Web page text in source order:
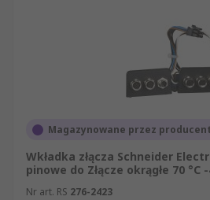
Magazynowane przez
Wkładka złącza Schneider
pinowe do Złącze okrągłe 70 °C -
Nr art. RS 276-2423